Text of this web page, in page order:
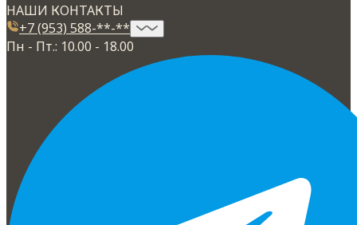
НАШИ КОНТАКТЫ
+7 (953) 588-**-**
Пн - Пт.: 10.00 - 18.00